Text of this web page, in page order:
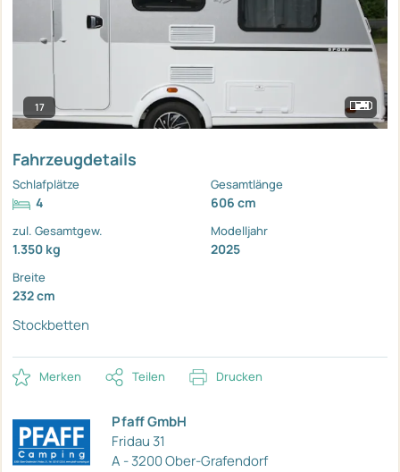
17
Fahrzeugdetails
Schlafplätze
4
Gesamtlänge
606 cm
zul. Gesamtgew.
1.350 kg
Modelljahr
2025
Breite
232 cm
Stockbetten
Merken Teilen Drucken
Pfaff GmbH
Fridau 31
A - 3200 Ober-Grafendorf